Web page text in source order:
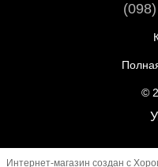
©
Интернет-магазин создан с